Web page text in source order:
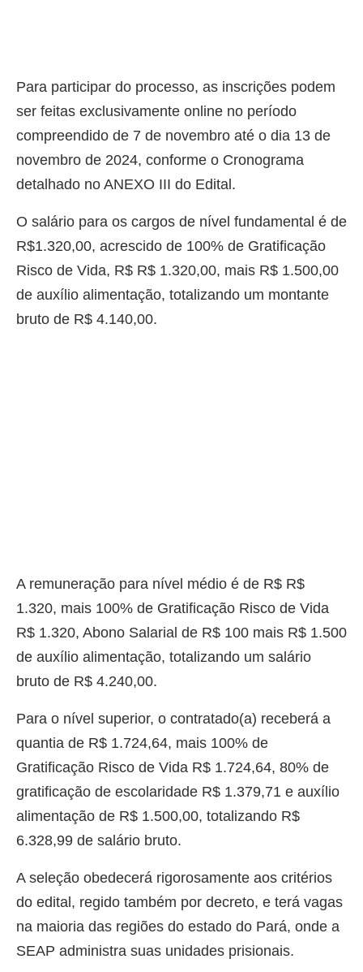
Para participar do processo, as inscrições podem
ser feitas exclusivamente online no período
compreendido de 7 de novembro até o dia 13 de
novembro de 2024, conforme o Cronograma
detalhado no ANEXO III do Edital.
O salário para os cargos de nível fundamental é de
R$1.320,00, acrescido de 100% de Gratificação
Risco de Vida, R$ R$ 1.320,00, mais R$ 1.500,00
de auxílio alimentação, totalizando um montante
bruto de R$ 4.140,00.
A remuneração para nível médio é de R$ R$
1.320, mais 100% de Gratificação Risco de Vida
R$ 1.320, Abono Salarial de R$ 100 mais R$ 1.500
de auxílio alimentação, totalizando um salário
bruto de R$ 4.240,00.
Para o nível superior, o contratado(a) receberá a
quantia de R$ 1.724,64, mais 100% de
Gratificação Risco de Vida R$ 1.724,64, 80% de
gratificação de escolaridade R$ 1.379,71 e auxílio
alimentação de R$ 1.500,00, totalizando R$
6.328,99 de salário bruto.
A seleção obedecerá rigorosamente aos critérios
do edital, regido também por decreto, e terá vagas
na maioria das regiões do estado do Pará, onde a
SEAP administra suas unidades prisionais.